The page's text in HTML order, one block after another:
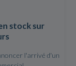
stock sur
l'arrivé d'un